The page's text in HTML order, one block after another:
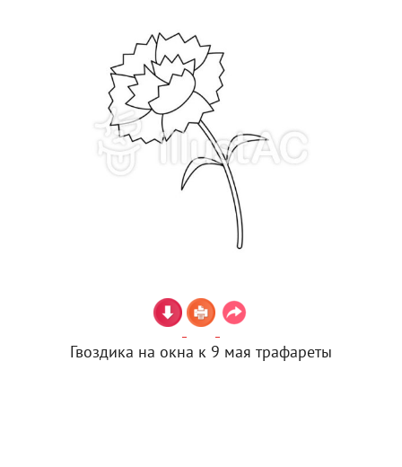
Гвоздика на окна к 9 мая трафареты